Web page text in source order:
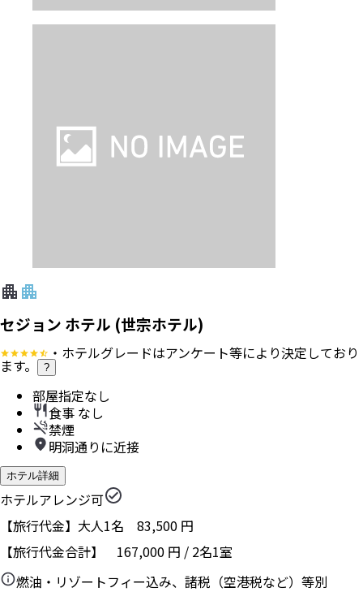
セジョン ホテル (世宗ホテル)
・ホテルグレードはアンケート等により決定しており
ます。 ?
部屋指定なし
食事 なし
禁煙
明洞通りに近接
ホテル詳細
ホテルアレンジ可
【旅行代金】大人1名 83,500 円
【旅行代金合計】 167,000 円 / 2名1室
燃油・リゾートフィー込み、諸税（空港税など）等別